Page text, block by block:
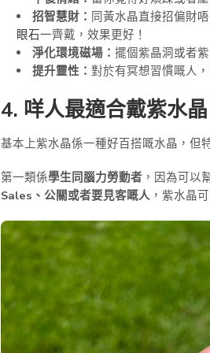
招智慧財： 同黃水晶直接招偏財
眼石一齊戴，效果更好！
淨化環境磁場：擺個紫晶洞或者
提升靈性：對於有冥想習慣嘅人
4. 咩人最適合戴紫水
基本上紫水晶係一種好百搭嘅水晶，但
第一類係學生同腦力勞動者，因為可以
Sales、公關或者要見客嘅人，紫水晶